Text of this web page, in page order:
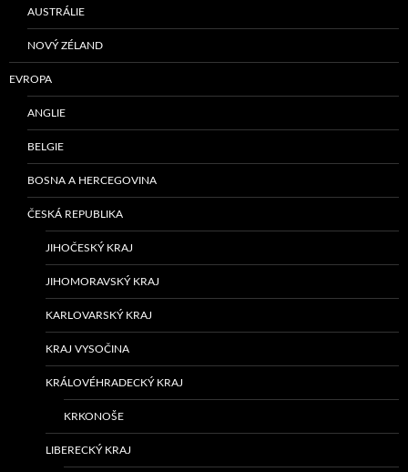
AUSTRÁLIE
NOVÝ ZÉLAND
EVROPA
ANGLIE
BELGIE
BOSNA A HERCEGOVINA
ČESKÁ REPUBLIKA
JIHOČESKÝ KRAJ
JIHOMORAVSKÝ KRAJ
KARLOVARSKÝ KRAJ
KRAJ VYSOČINA
KRÁLOVÉHRADECKÝ KRAJ
KRKONOŠE
LIBERECKÝ KRAJ